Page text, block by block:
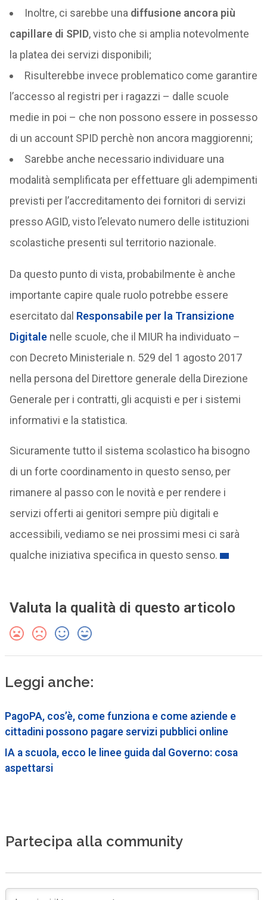
Inoltre, ci sarebbe una diffusione ancora più
capillare di SPID, visto che si amplia notevolmente
la platea dei servizi disponibili;
Risulterebbe invece problematico come garantire
l’accesso al registri per i ragazzi – dalle scuole
medie in poi – che non possono essere in possesso
di un account SPID perchè non ancora maggiorenni;
Sarebbe anche necessario individuare una
modalità semplificata per effettuare gli adempimenti
previsti per l’accreditamento dei fornitori di servizi
presso AGID, visto l’elevato numero delle istituzioni
scolastiche presenti sul territorio nazionale.
Da questo punto di vista, probabilmente è anche
importante capire quale ruolo potrebbe essere
esercitato dal Responsabile per la Transizione
Digitalenelle scuole, che il MIUR ha individuato –
con Decreto Ministeriale n. 529 del 1 agosto 2017
nella persona del Direttore generale della Direzione
Generale per i contratti, gli acquisti e per i sistemi
informativi e la statistica.
Sicuramente tutto il sistema scolastico ha bisogno
di un forte coordinamento in questo senso, per
rimanere al passo con le novità e per rendere i
servizi offerti ai genitori sempre più digitali e
accessibili, vediamo se nei prossimi mesi ci sarà
qualche iniziativa specifica in questo senso.
Valuta la qualità di questo articolo
Leggi anche:
PagoPA, cos’è, come funziona e come aziende e
cittadini possono pagare servizi pubblici online
IA a scuola, ecco le linee guida dal Governo: cosa
aspettarsi
Partecipa alla community